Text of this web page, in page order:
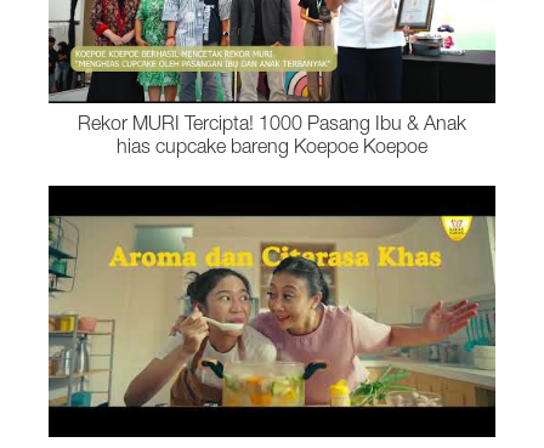
Rekor MURI Tercipta! 1000 Pasang Ibu & Anak
hias cupcake bareng Koepoe Koepoe